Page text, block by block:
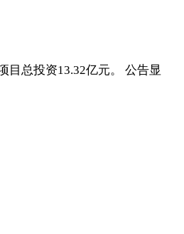
目总投资13.32亿元。 公告显